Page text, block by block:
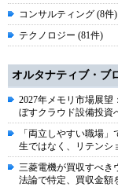
コンサルティング (8件)
テクノロジー (81件)
オルタナティブ・ブ
2027年メモリ市場展
ぼすクラウド設備投資
「両立しやすい職場
生ではなく、リテンシ
三菱電機が買収すべ
法論で特定、買収金額